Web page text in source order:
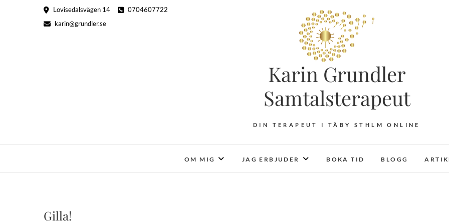
Lovisedalsvägen 14
0704607722
karin@grundler.se
Karin Grundler
Samtalsterapeut
DIN TERAPEUT I TÄBY STHLM ONLINE
OM MIG JAG ERBJUDER BOKA TID BLOGG
Gilla!